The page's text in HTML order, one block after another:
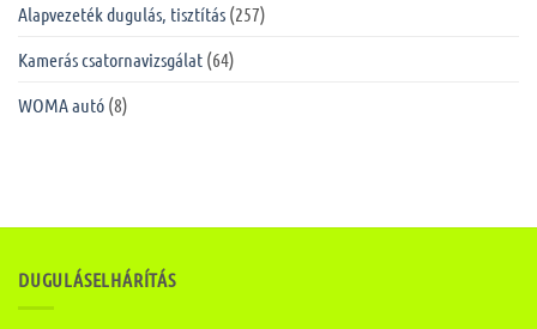
Alapvezeték dugulás, tisztítás (257)
Kamerás csatornavizsgálat (64)
WOMA autó (8)
DUGULÁSELHÁRÍTÁS